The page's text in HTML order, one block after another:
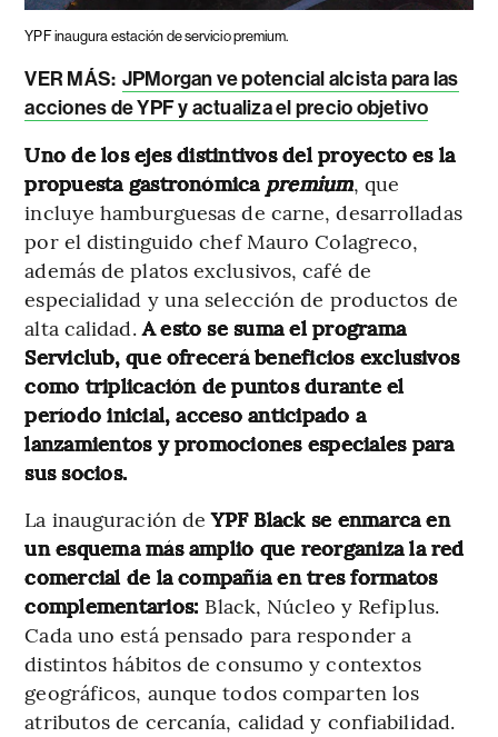
YPF inaugura estación de servicio premium.
VER MÁS: JPMorgan ve potencial alcista para las
acciones de YPF y actualiza el precio objetivo
Uno de los ejes distintivos del proyecto es la
propuesta gastronómica premium, que
incluye hamburguesas de carne, desarrolladas
por el distinguido chef Mauro Colagreco,
además de platos exclusivos, café de
especialidad y una selección de productos de
alta calidad.A esto se suma el programa
Serviclub, que ofrecerá beneficios exclusivos
como triplicación de puntos durante el
período inicial, acceso anticipado a
lanzamientos y promociones especiales para
sus socios.
La inauguración de YPF Black se enmarca en
un esquema más amplio que reorganiza la red
comercial de la compañía en tres formatos
complementarios: Black, Núcleo y Refiplus.
Cada uno está pensado para responder a
distintos hábitos de consumo y contextos
geográficos, aunque todos comparten los
atributos de cercanía, calidad y confiabilidad.